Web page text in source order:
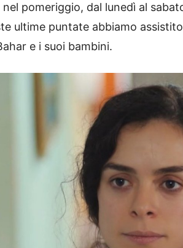
nel pomeriggio, dal lunedì al
ultime puntate abbiamo
e i suoi bambini.